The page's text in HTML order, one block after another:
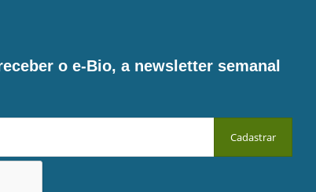
o e-Bio, a newsletter semanal